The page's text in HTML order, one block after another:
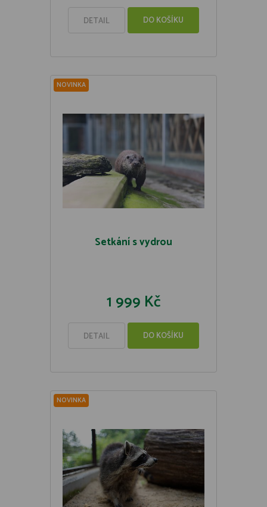
DETAIL DO KOŠÍKU
NOVINKA
Setkání s vydrou
1 999 Kč
DETAIL DO KOŠÍKU
NOVINKA